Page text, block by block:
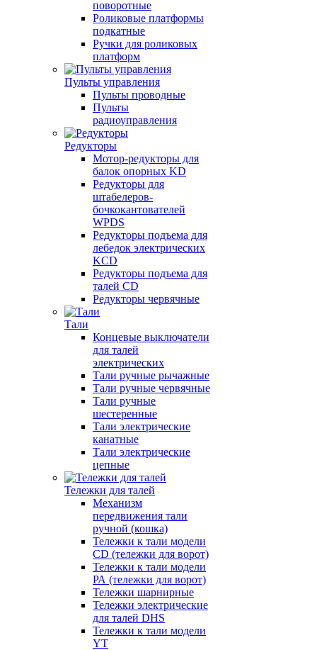
поворотные
Роликовые платформы
подкатные
Ручки для роликовых
платформ
Пульты управления
Пульты проводные
Пульты
радиоуправления
Редукторы
Мотор-редукторы для
балок опорных KD
Редукторы для
штабелеров-
бочкокантователей
WPDS
Редукторы подъема для
лебедок электрических
KCD
Редукторы подъема для
талей CD
Редукторы червячные
Тали
Концевые выключатели
для талей
электрических
Тали ручные рычажные
Тали ручные червячные
Тали ручные
шестеренные
Тали электрические
канатные
Тали электрические
цепные
Тележки для талей
Механизм
передвижения тали
ручной (кошка)
Тележки к тали модели
CD (тележки для ворот)
Тележки к тали модели
РА (тележки для ворот)
Тележки шарнирные
Тележки электрические
для талей DHS
Тележки к тали модели
YT